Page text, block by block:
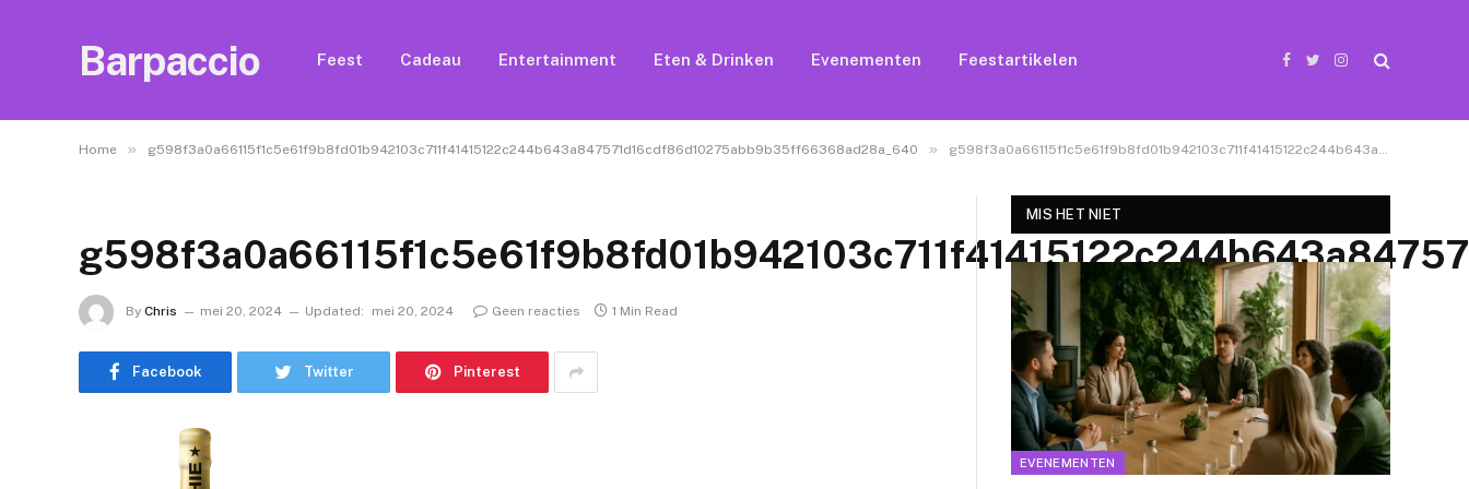
Barpaccio Feest Cadeau Entertainment Eten & Drinken Evenementen Feestartikelen
Facebook
TwitterInstagram
Home » g598f3a0a66115f1c5e61f9b8fd01b942103c711f41415122c244b643a847571d16cdf86d10275abb9b35ff66368ad28a_640 » g598f3a0a66115f1c5e61f9b8fd01b942103c711f41415122c244b643a847571d16cdf86d10275abb9b35ff66368ad28a_640
By Chris mei 20, 2024 Updated: mei 20, 2024 Geen reacties 1 Min Read
Facebook Twitter Pinterest
MIS HET NIET
EVENEMENTEN